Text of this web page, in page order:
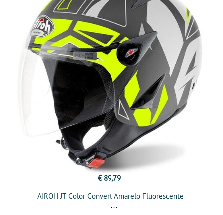
€ 89,79
AIROH JT Color Convert Amarelo Fluorescente